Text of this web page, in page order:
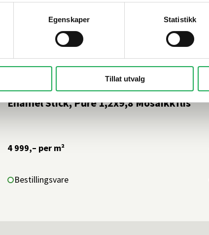
Egenskaper Statistikk
Tillat utvalg
Enamel Stick, Pure 1,2x9,8 Mosaikkflis
STON PAN·DAN +19 farger
4 999,– per m²
Bestillingsvare